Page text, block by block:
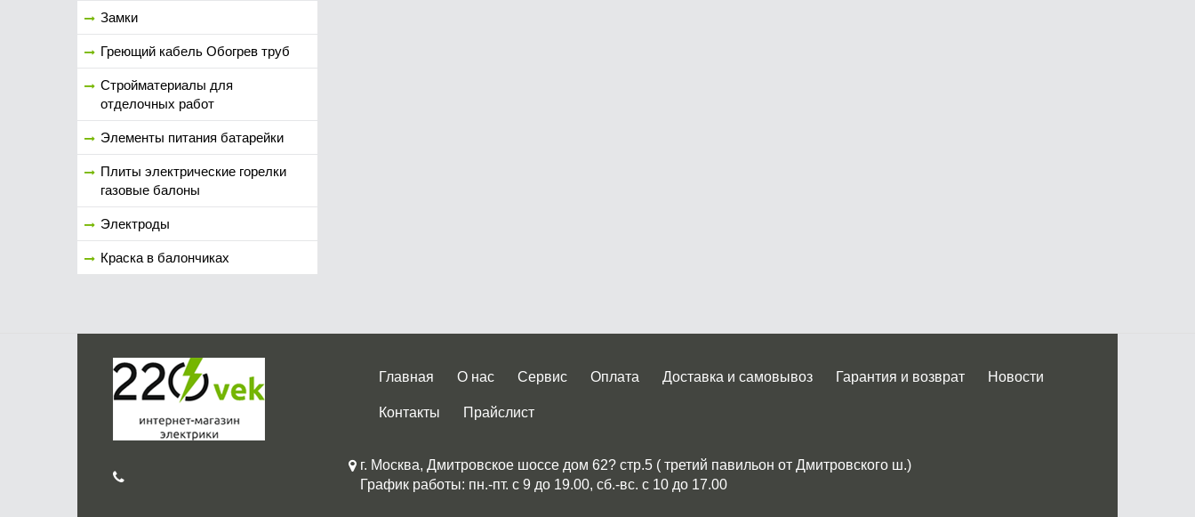
Замки
Греющий кабель Обогрев труб
Стройматериалы для
отделочных работ
Элементы питания батарейки
Плиты электрические горелки
газовые балоны
Электроды
Краска в балончиках
Главная О нас Сервис Оплата Доставка и самовывоз Гарантия и возврат Новости
Контакты Прайслист
г. Москва, Дмитровское шоссе дом 62? стр.5 ( третий павильон от Дмитровского ш.)
График работы: пн.-пт. с 9 до 19.00, сб.-вс. с 10 до 17.00